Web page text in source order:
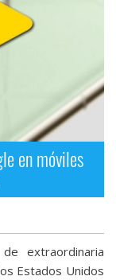
en móviles
extraordinaria
Estados Unidos